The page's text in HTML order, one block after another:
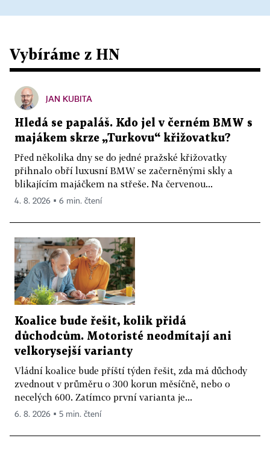
Vybíráme z HN
JAN KUBITA
Hledá se papaláš. Kdo jel v černém BMW s
majákem skrze „Turkovu“ křižovatku?
Před několika dny se do jedné pražské křižovatky
přihnalo obří luxusní BMW se začerněnými skly a
blikajícím majáčkem na střeše. Na červenou...
4. 8. 2026 ▪ 6 min. čtení
Koalice bude řešit, kolik přidá
důchodcům. Motoristé neodmítají ani
velkorysejší varianty
Vládní koalice bude příští týden řešit, zda má důchody
zvednout v průměru o 300 korun měsíčně, nebo o
necelých 600. Zatímco první varianta je...
6. 8. 2026 ▪ 5 min. čtení